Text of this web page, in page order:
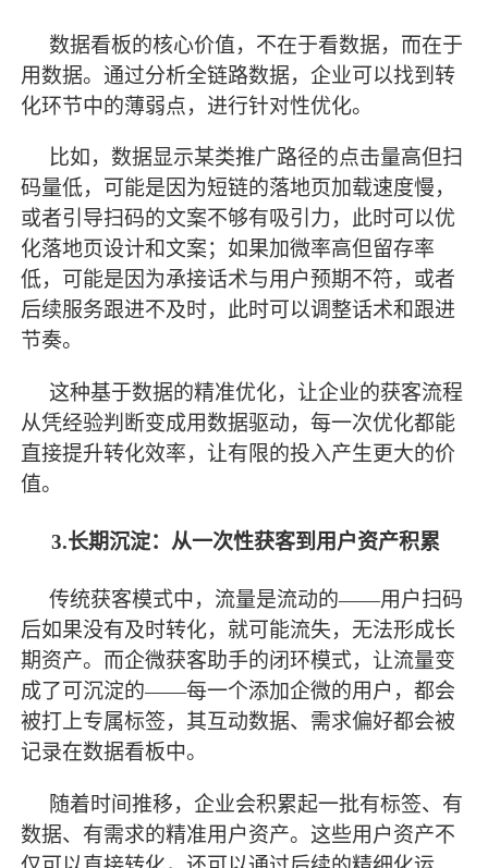
数据看板的核心价值，不在于看数据，而在于
用数据。通过分析全链路数据，企业可以找到转
化环节中的薄弱点，进行针对性优化。
比如，数据显示某类推广路径的点击量高但扫
码量低，可能是因为短链的落地页加载速度慢，
或者引导扫码的文案不够有吸引力，此时可以优
化落地页设计和文案；如果加微率高但留存率
低，可能是因为承接话术与用户预期不符，或者
后续服务跟进不及时，此时可以调整话术和跟进
节奏。
这种基于数据的精准优化，让企业的获客流程
从凭经验判断变成用数据驱动，每一次优化都能
直接提升转化效率，让有限的投入产生更大的价
值。
3.长期沉淀：从一次性获客到用户资产积累
传统获客模式中，流量是流动的——用户扫码
后如果没有及时转化，就可能流失，无法形成长
期资产。而企微获客助手的闭环模式，让流量变
成了可沉淀的——每一个添加企微的用户，都会
被打上专属标签，其互动数据、需求偏好都会被
记录在数据看板中。
随着时间推移，企业会积累起一批有标签、有
数据、有需求的精准用户资产。这些用户资产不